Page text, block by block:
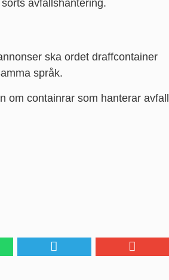
avfallshantering.
ska ordet draffcontainer
språk.
om containrar som hanterar avfall